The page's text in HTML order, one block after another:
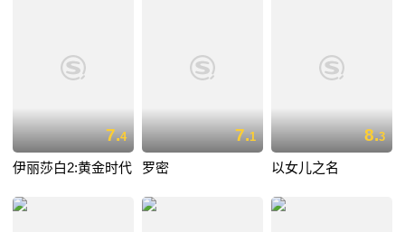
7.4
伊丽莎白2:黄金时代
7.1
罗密
8.3
以女儿之名